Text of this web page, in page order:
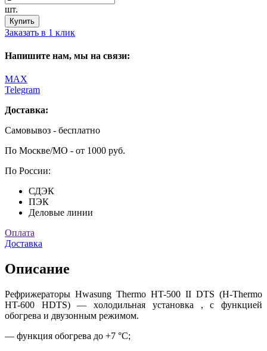
шт.
Купить
Заказать в 1 клик
Напишите нам, мы на связи:
MAX
Telegram
Доставка:
Самовывоз - бесплатно
По Москве/МО - от 1000 руб.
По России:
СДЭК
ПЭК
Деловые линии
Оплата
Доставка
Описание
Рефрижераторы Hwasung Thermo HT-500 II DTS (H-Thermo
HT-600 HDTS) — xолодильная установка , с функцией
обогрева и двузонным режимом.
— функция обогрева до +7 °C;